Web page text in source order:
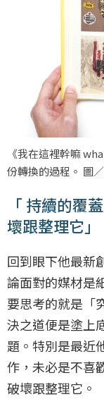
《我在這裡幹嘛
份轉換的過程。 圖
「 持續的覆
壞跟整理它」
回到眼下他最新
論面對的媒材是
要思考的就是「
決之道便是塗上
題。特別是最近
作，未必是不喜
破壞跟整理它。